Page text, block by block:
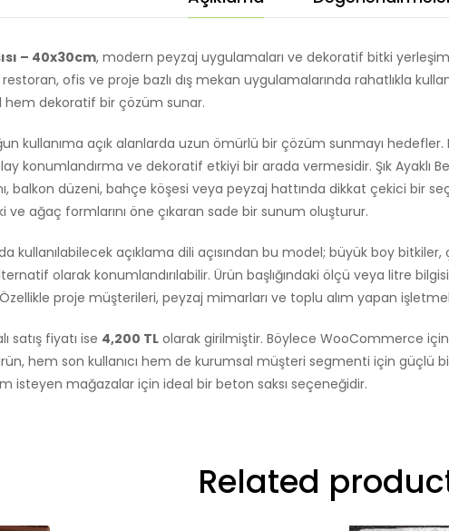
– 40x30cm, modern peyzaj uygulamaları ve dekoratif bitki
ofis ve proje bazlı dış mekan uygulamalarında rahatlıkla
dekoratif bir çözüm sunar.
kullanıma açık alanlarda uzun ömürlü bir çözüm sunmayı
konumlandırma ve dekoratif etkiyi bir arada vermesidir. Şık Ayaklı
balkon düzeni, bahçe köşesi veya peyzaj hattında dikkat çekici bir
ağaç formlarını öne çıkaran sade bir sunum oluşturur.
kullanılabilecek açıklama dili açısından bu model; büyük boy
olarak konumlandırılabilir. Ürün başlığındaki ölçü veya litre
Özellikle proje müşterileri, peyzaj mimarları ve toplu alım yapan
satış fiyatı ise 4,200 TL olarak girilmiştir. Böylece WooCommerce
hem son kullanıcı hem de kurumsal müşteri segmenti için güçlü
isteyen mağazalar için ideal bir beton saksı seçeneğidir.
Related